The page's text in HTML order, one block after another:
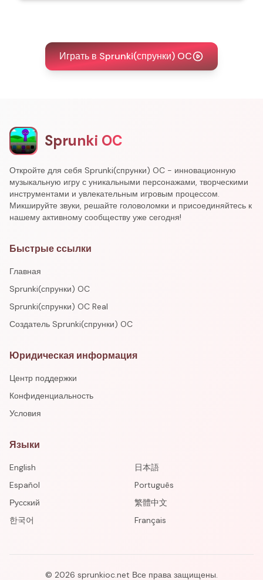
Играть в Sprunki(спрунки) OC
Sprunki OC
Откройте для себя Sprunki(спрунки) OC - инновационную
музыкальную игру с уникальными персонажами, творческими
инструментами и увлекательным игровым процессом.
Микшируйте звуки, решайте головоломки и присоединяйтесь к
нашему активному сообществу уже сегодня!
Быстрые ссылки
Главная
Sprunki(спрунки) OC
Sprunki(спрунки) OC Real
Создатель Sprunki(спрунки) OC
Юридическая информация
Центр поддержки
Конфиденциальность
Условия
Языки
English
日本語
Español
Português
Русский
繁體中文
한국어
Français
© 2026 sprunkioc.net Все права защищены.